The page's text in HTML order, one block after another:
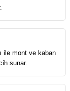
ile mont ve kaban
sunar.